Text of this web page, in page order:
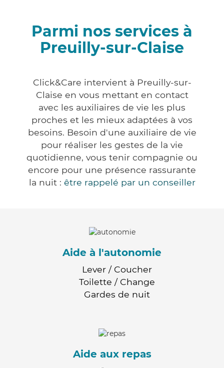
Parmi nos services à
Preuilly-sur-Claise
Click&Care intervient à Preuilly-sur-
Claise en vous mettant en contact
avec les auxiliaires de vie les plus
proches et les mieux adaptées à vos
besoins. Besoin d'une auxiliaire de vie
pour réaliser les gestes de la vie
quotidienne, vous tenir compagnie ou
encore pour une présence rassurante
la nuit : être rappelé par un conseiller
Aide à l'autonomie
Lever / Coucher
Toilette / Change
Gardes de nuit
Aide aux repas